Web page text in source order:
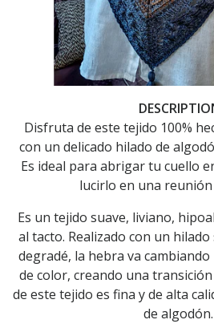
Disfruta de este tejido 100%
con un delicado hilado de
Es ideal para abrigar tu cuello
lucirlo en una reunión
Es un tejido suave, liviano,
al tacto. Realizado con un
degradé, la hebra va
de color, creando una
de este tejido es fina y de alta
de algodón.